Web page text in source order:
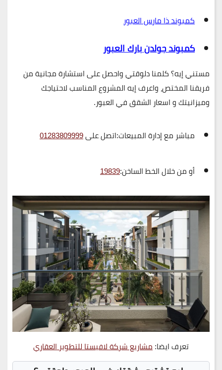
كمبوند ذا مارس العبور
كمبوند جولدن بارك العبور
مستني إيه؟ كلمنا دلوقتي واحصل على استشارة مجانية من
فريقنا المختص، واعرف إيه المشروع المناسب لاحتياجك
وميزانيتك و اسعار الشقق في العبور.
مباشر مع إدارة المبيعات:اتصل على01283809999
أو من خلال الخط الساخن:19839
تعرف ايضا:مشاريع شركة لافيستا للتطوير العقاري